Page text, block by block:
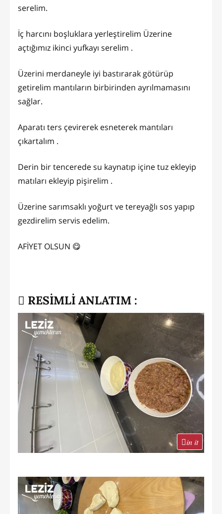
serelim.
İç harcını boşluklara yerleştirelim Üzerine
açtığımız ikinci yufkayı serelim .
Üzerini merdaneyle iyi bastırarak götürüp
getirelim mantıların birbirinden ayrılmamasını
sağlar.
Aparatı ters çevirerek esneterek mantıları
çıkartalım .
Derin bir tencerede su kaynatıp içine tuz ekleyip
matıları ekleyip pişirelim .
Üzerine sarımsaklı yoğurt ve tereyağlı sos yapıp
gezdirelim servis edelim.
AFİYET OLSUN 😋
RESİMLİ ANLATIM :
in it